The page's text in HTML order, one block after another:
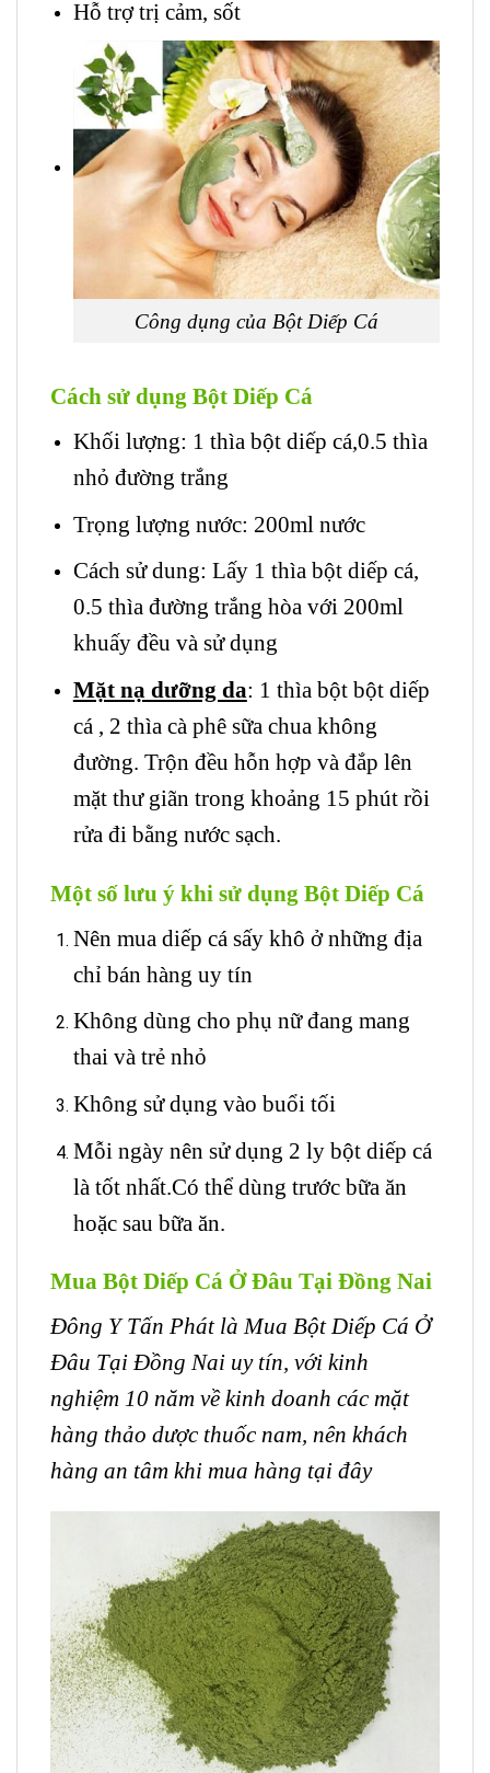
Hỗ trợ trị cảm, sốt
Công dụng của Bột Diếp Cá
Cách sử dụng Bột Diếp Cá
Khối lượng: 1 thìa bột diếp cá,0.5 thìa
nhỏ đường trắng
Trọng lượng nước: 200ml nước
Cách sử dung: Lấy 1 thìa bột diếp cá,
0.5 thìa đường trắng hòa với 200ml
khuấy đều và sử dụng
Mặt nạ dưỡng da: 1 thìa bột bột diếp
cá , 2 thìa cà phê sữa chua không
đường. Trộn đều hỗn hợp và đắp lên
mặt thư giãn trong khoảng 15 phút rồi
rửa đi bằng nước sạch.
Một số lưu ý khi sử dụng Bột Diếp Cá
Nên mua diếp cá sấy khô ở những địa
chỉ bán hàng uy tín
Không dùng cho phụ nữ đang mang
thai và trẻ nhỏ
Không sử dụng vào buổi tối
Mỗi ngày nên sử dụng 2 ly bột diếp cá
là tốt nhất.Có thể dùng trước bữa ăn
hoặc sau bữa ăn.
Mua Bột Diếp Cá Ở Đâu Tại Đồng Nai
Đông Y Tấn Phát là Mua Bột Diếp Cá Ở
Đâu Tại Đồng Nai uy tín, với kinh
nghiệm 10 năm về kinh doanh các mặt
hàng thảo dược thuốc nam, nên khách
hàng an tâm khi mua hàng tại đây